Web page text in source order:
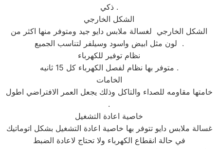
ذكي .
الشكل الخارجي
الشكل الخارجي لغسالة ملابس دايو جيد ومتوفر منها اكثر من
لون مثل ابيض واسود وسيلفر لتناسب الجميع .
نظام توفير للكهرباء
متوفر بها نظام لفصل الكهرباء كل 15 ثانيه .
الخامات
خامتها مقاومه للصداء والتاكل وذلك يجعل العمر الافتراضي اطول
.
خاصية اعادة التشغيل
غسالة ملابس دايو تتوفر بها خاصية اعادة التشغيل بشكل اتوماتيك
في حالة انقطاع الكهرباء ولا تحتاج لاعادة الضبط